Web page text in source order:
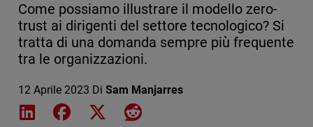
Come possiamo illustrare il modello zero-
trust ai dirigenti del settore tecnologico? Si
tratta di una domanda sempre più frequente
tra le organizzazioni.
12 Aprile 2023 Di Sam Manjarres
Share on LinkedIn
Share on Facebook
Share on XShare on Reddit